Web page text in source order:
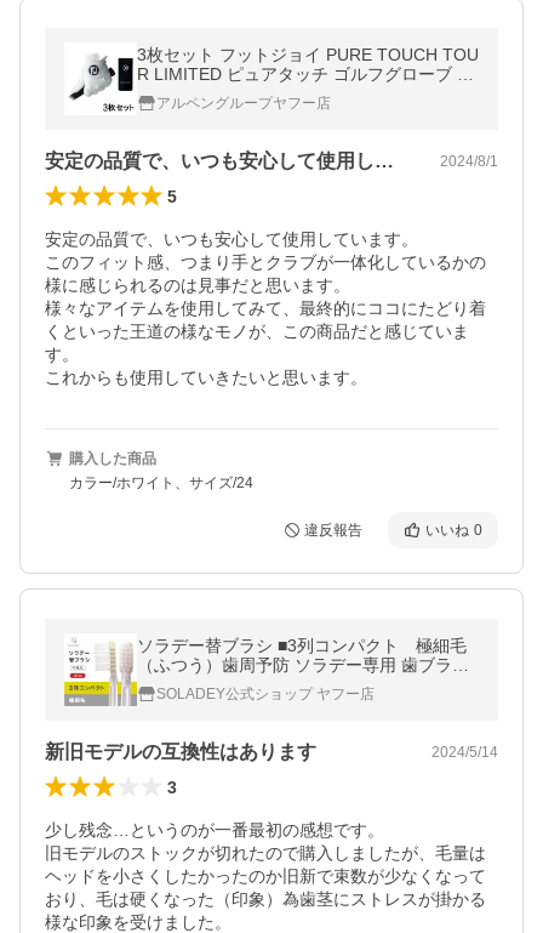
3枚セット フットジョイ PURE TOUCH TOU
R LIMITED ピュアタッチ ゴルフグローブ 春
夏 FGPU 左手用 ホワイト 手袋 メンズ
アルペングループヤフー店
安定の品質で、いつも安心して使用してい… 2024/8/1
5
安定の品質で、いつも安心して使用しています。
このフィット感、つまり手とクラブが一体化しているかの
様に感じられるのは見事だと思います。
様々なアイテムを使用してみて、最終的にココにたどり着
くといった王道の様なモノが、この商品だと感じていま
す。
これからも使用していきたいと思います。
購入した商品
カラー/ホワイト、サイズ/24
違反報告 いいね 0
ソラデー替ブラシ ■3列コンパクト 極細毛
（ふつう）歯周予防 ソラデー専用 歯ブラシ
口臭予防 歯垢 オーラルケア 爆買
SOLADEY公式ショップ ヤフー店
新旧モデルの互換性はあります 2024/5/14
3
少し残念…というのが一番最初の感想です。
旧モデルのストックが切れたので購入しましたが、毛量は
ヘッドを小さくしたかったのか旧新で束数が少なくなって
おり、毛は硬くなった（印象）為歯茎にストレスが掛かる
様な印象を受けました。